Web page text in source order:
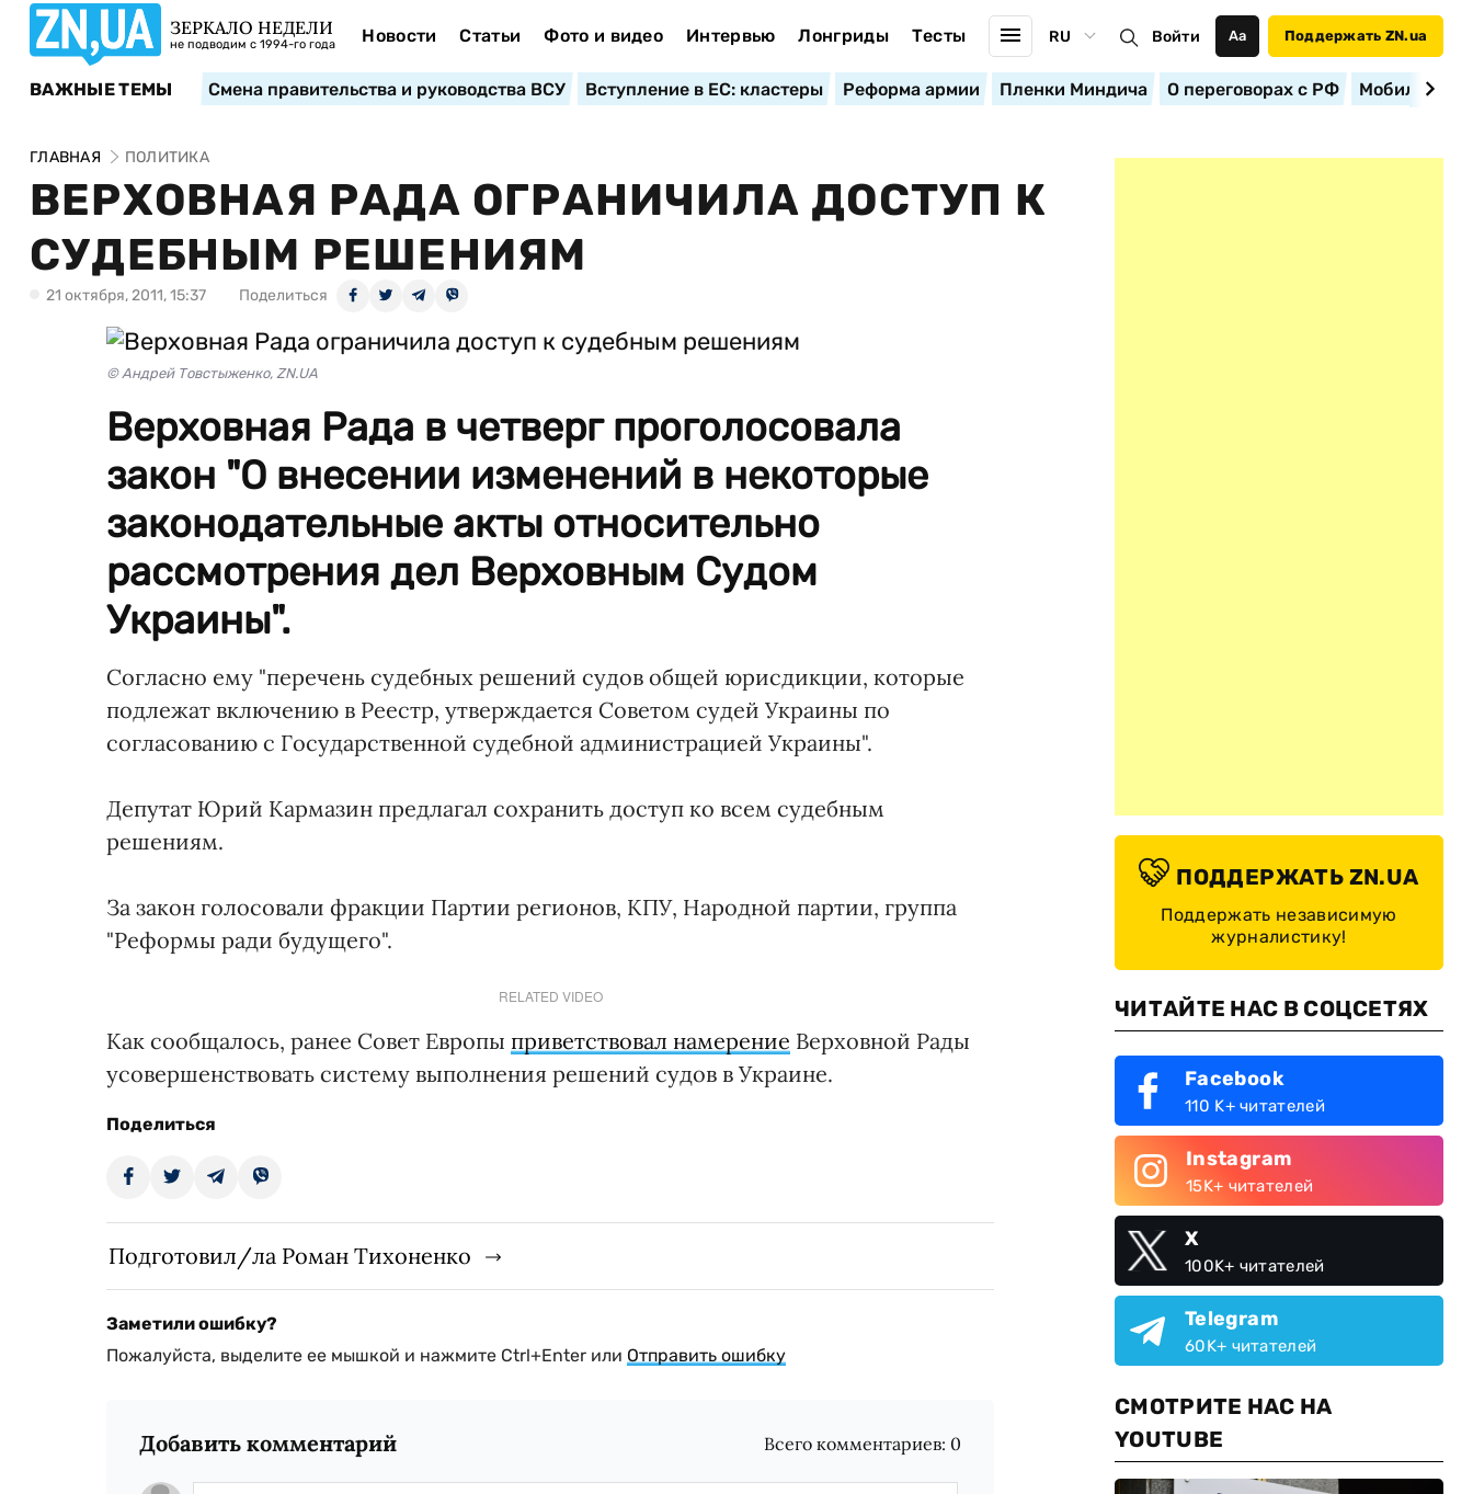
ЗЕРКАЛО НЕДЕЛИ
не подводим с 1994-го года Новости Статьи Фото и видео Интервью Лонгриды Тесты RU Войти Аа Поддержать ZN.ua
ВАЖНЫЕ ТЕМЫ Смена правительства и руководства ВСУ Вступление в ЕС: кластеры Реформа армии Пленки Миндича О переговорах с РФ
ГЛАВНАЯ ПОЛИТИКА
ВЕРХОВНАЯ РАДА ОГРАНИЧИЛА ДОСТУП К
СУДЕБНЫМ РЕШЕНИЯМ
21 октября, 2011, 15:37 Поделиться
© Андрей Товстыженко, ZN.UA
Верховная Рада в четверг проголосовала
закон "О внесении изменений в некоторые
законодательные акты относительно
рассмотрения дел Верховным Судом
Украины".
Согласно ему "перечень судебных решений судов общей юрисдикции, которые
подлежат включению в Реестр, утверждается Советом судей Украины по
согласованию с Государственной судебной администрацией Украины".
Депутат Юрий Кармазин предлагал сохранить доступ ко всем судебным
решениям.
За закон голосовали фракции Партии регионов, КПУ, Народной партии, группа
"Реформы ради будущего".
RELATED VIDEO
Как сообщалось, ранее Совет Европы приветствовал намерение Верховной Рады
усовершенствовать систему выполнения решений судов в Украине.
Поделиться
Подготовил/ла Роман Тихоненко
Заметили ошибку?
Пожалуйста, выделите ее мышкой и нажмите Ctrl+Enter или Отправить ошибку
Добавить комментарий Всего комментариев: 0
ПОДДЕРЖАТЬ ZN.UA
Поддержать независимую
журналистику!
ЧИТАЙТЕ НАС В СОЦСЕТЯХ
Facebook
110 K+ читателей
Instagram
15K+ читателей
X
100K+ читателей
Telegram
60K+ читателей
СМОТРИТЕ НАС НА
YOUTUBE